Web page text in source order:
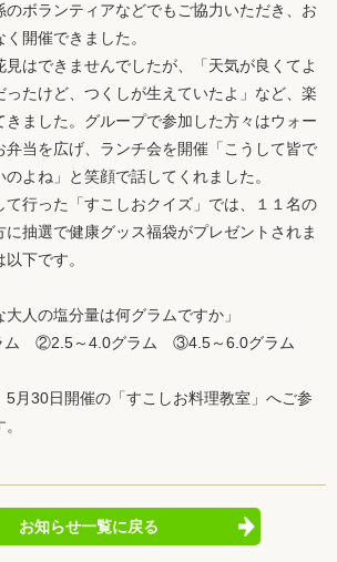
のボランティアなどでもご協力いただき、お
開催できました。
はできませんでしたが、「天気が良くてよ
たけど、つくしが生えていたよ」など、楽
きました。グループで参加した方々はウォー
弁当を広げ、ランチ会を開催「こうして皆で
よね」と笑顔で話してくれました。
行った「すこしおクイズ」では、１１名の
抽選で健康グッス福袋がプレゼントされま
下です。
人の塩分量は何グラムですか」
②2.5～4.0グラム ③4.5～6.0グラム
5月30日開催の「すこしお料理教室」へご参
お知らせ一覧に戻る